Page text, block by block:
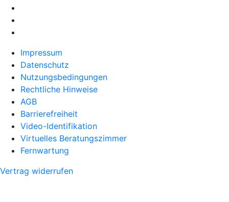
Impressum
Datenschutz
Nutzungsbedingungen
Rechtliche Hinweise
AGB
Barrierefreiheit
Video-Identifikation
Virtuelles Beratungszimmer
Fernwartung
Vertrag widerrufen